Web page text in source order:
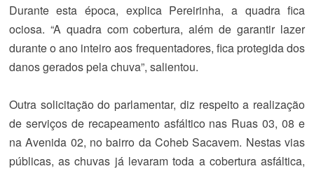
Durante esta época, explica Pereirinha, a quadra fica
ociosa. “A quadra com cobertura, além de garantir lazer
durante o ano inteiro aos frequentadores, fica protegida dos
danos gerados pela chuva”, salientou.
Outra solicitação do parlamentar, diz respeito a realização
de serviços de recapeamento asfáltico nas Ruas 03, 08 e
na Avenida 02, no bairro da Coheb Sacavem. Nestas vias
públicas, as chuvas já levaram toda a cobertura asfáltica,